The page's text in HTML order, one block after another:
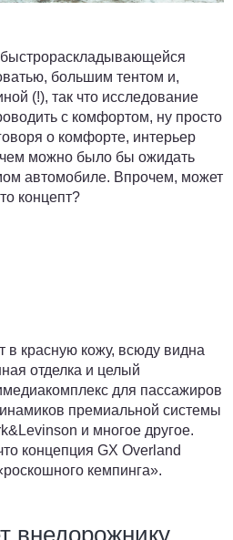
большим тентом и,
(!), так что исследование
с комфортом, ну просто
о комфорте, интерьер
можно было бы ожидать
автомобиле. Впрочем, может
концепт?
в красную кожу, всюду видна
отделка и целый
для пассажиров
премиальной системы
и многое другое.
концепция GX Overland
кемпинга».
внедорожнику